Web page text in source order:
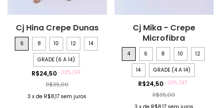
Cj Hina Crepe Dunas
6 8 10 12 14
GRADE (6 A 14)
R$24,50 -30% OFF
R$35,00
3 xde R$8,17 sem juros
Cj Mika - Crepe
Microfibra
4 6 8 10 12
14 GRADE (4 A 14)
R$24,50-30%OFF
R$35,00